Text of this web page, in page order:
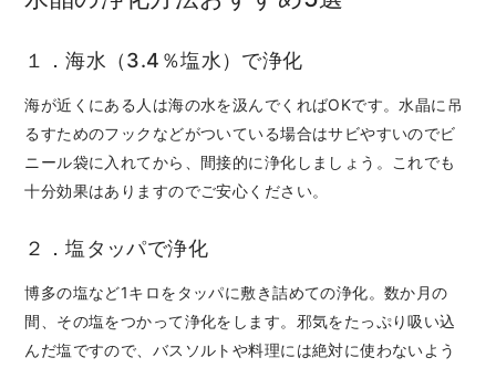
１．海水（3.4％塩水）で浄化
海が近くにある人は海の水を汲んでくればOKです。水晶に吊
るすためのフックなどがついている場合はサビやすいのでビ
ニール袋に入れてから、間接的に浄化しましょう。これでも
十分効果はありますのでご安心ください。
２．塩タッパで浄化
博多の塩など1キロをタッパに敷き詰めての浄化。数か月の
間、その塩をつかって浄化をします。邪気をたっぷり吸い込
んだ塩ですので、バスソルトや料理には絶対に使わないよう